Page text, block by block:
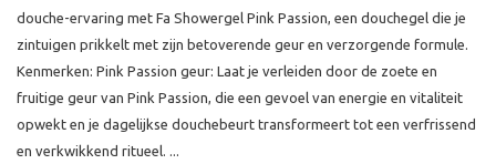
douche-ervaring met Fa Showergel Pink Passion, een douchegel die je
zintuigen prikkelt met zijn betoverende geur en verzorgende formule.
Kenmerken: Pink Passion geur: Laat je verleiden door de zoete en
fruitige geur van Pink Passion, die een gevoel van energie en vitaliteit
opwekt en je dagelijkse douchebeurt transformeert tot een verfrissend
en verkwikkend ritueel. ...